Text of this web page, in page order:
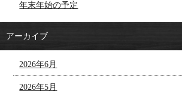
年末年始の予定
アーカイブ
2026年6月
2026年5月